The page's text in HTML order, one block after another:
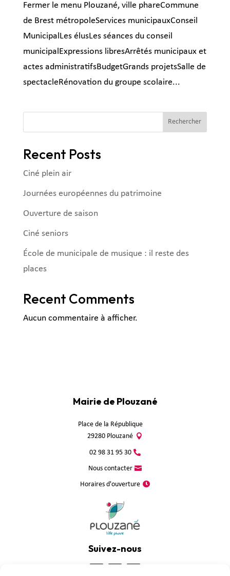
Fermer le menu Plouzané, ville phareCommune
de Brest métropoleServices municipauxConseil
MunicipalLes élusLes séances du conseil
municipalExpressions libresArrêtés municipaux et
actes administratifsBudgetGrands projetsSalle de
spectacleRénovation du groupe scolaire...
Rechercher
Recent Posts
Ciné plein air
Journées européennes du patrimoine
Ouverture de saison
Ciné seniors
École de municipale de musique : il reste des
places
Recent Comments
Aucun commentaire à afficher.
Mairie de Plouzané
Place de la République
29280 Plouzané
02 98 31 95 30
Nous contacter
Horaires d'ouverture
Suivez-nous